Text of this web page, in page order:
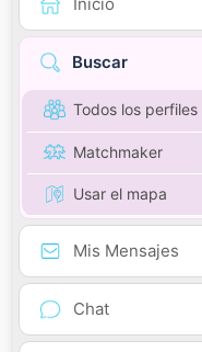
Buscar
Todos los perfiles
Matchmaker
Usar el mapa
Mis Mensajes
Chat